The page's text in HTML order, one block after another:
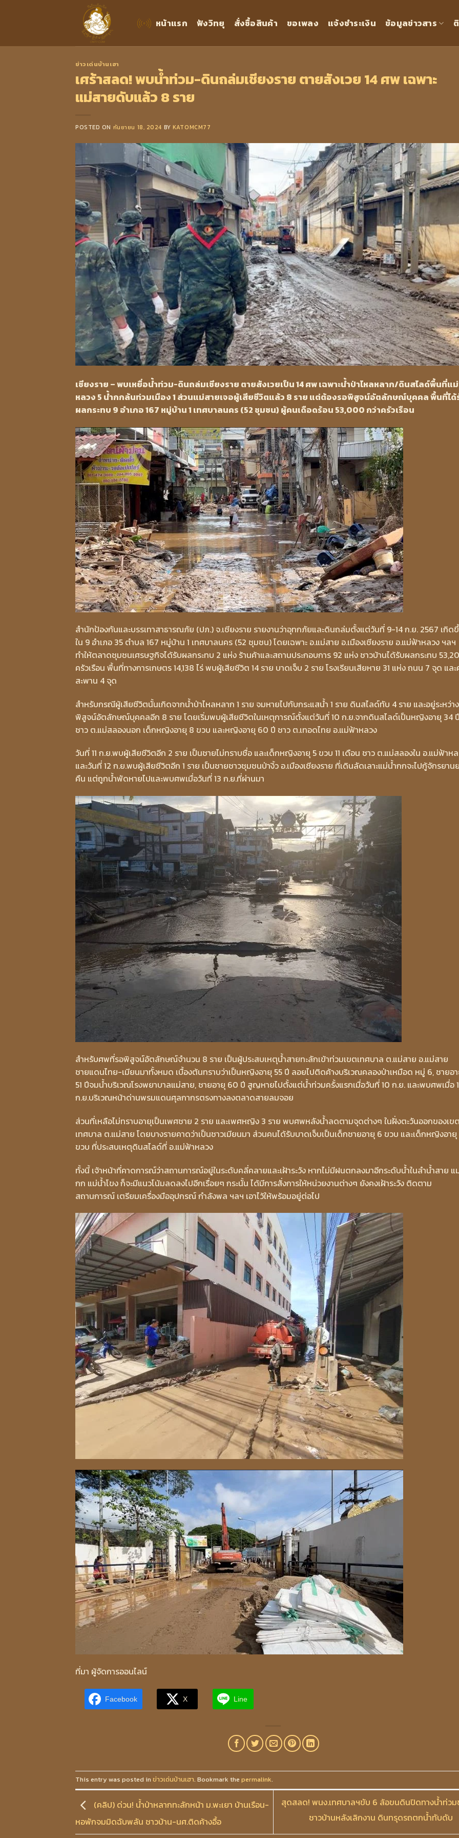
หน้าแรก ฟังวิทยุ สั่งซื้อสินค้า ขอเพลง แจ้งชำระเงิน ข้อมูลข่าวสาร
ข่าวเด่นบ้านเฮา
เศร้าสลด! พบน้ำท่วม-ดินถล่มเชียงราย ตายสังเวย 14 ศพ เฉพาะ
แม่สายดับแล้ว 8 ราย
POSTED ON กันยายน 18, 2024 BY KATOMCM77
เชียงราย – พบเหยื่อน้ำท่วม-ดินถล่มเชียงราย ตายสังเวยเป็น 14 ศพ เฉพาะน้ำป่าไหลหลาก/ดินสไลด์พื้นที่แ
หลวง 5 น้ำกกล้นท่วมเมือง 1 ส่วนแม่สายเจอผู้เสียชีวิตแล้ว 8 ราย แต่ต้องรอพิสูจน์อัตลักษณ์บุคคล พื้นที่ได้
ผลกระทบ 9 อำเภอ 167 หมู่บ้าน 1 เทศบาลนคร (52 ชุมชน) ผู้คนเดือดร้อน 53,000 กว่าครัวเรือน
สำนักป้องกันและบรรเทาสาธารณภัย (ปภ.) จ.เชียงราย รายงานว่าอุทกภัยและดินถล่มตั้งแต่วันที่ 9-14 ก.ย. 2567 เกิด
ใน 9 อำเภอ 35 ตำบล 167 หมู่บ้าน 1 เทศบาลนคร (52 ชุมชน) โดยเฉพาะ อ.แม่สาย อ.เมืองเชียงราย อ.แม่ฟ้าหลวง ฯลฯ
ทำให้ตลาดชุมชนเศรษฐกิจได้รับผลกระทบ 2 แห่ง ร้านค้าและสถานประกอบการ 92 แห่ง ชาวบ้านได้รับผลกระทบ
ครัวเรือน พื้นที่ทางการเกษตร 14,138 ไร่ พบผู้เสียชีวิต 14 ราย บาดเจ็บ 2 ราย โรงเรียนเสียหาย 31 แห่ง ถนน 7 จุด แล
สะพาน 4 จุด
สำหรับกรณีผู้เสียชีวิตนั้นเกิดจากน้ำป่าไหลหลาก 1 ราย จมหายไปกับกระแสน้ำ 1 ราย ดินสไลด์ทับ 4 ราย และอยู่ระหว่าง
พิสูจน์อัตลักษณ์บุคคลอีก 8 ราย โดยเริ่มพบผู้เสียชีวิตในเหตุการณ์ตั้งแต่วันที่ 10 ก.ย.จากดินสไลด์เป็นหญิงอายุ 34
ชาว ต.แม่สลองนอก เด็กหญิงอายุ 8 ขวบ และหญิงอายุ 60 ปี ชาว ต.เทอดไทย อ.แม่ฟ้าหลวง
วันที่ 11 ก.ย.พบผู้เสียชีวิตอีก 2 ราย เป็นชายไม่ทราบชื่อ และเด็กหญิงอายุ 5 ขวบ 11 เดือน ชาว ต.แม่สลองใน อ.แม่ฟ้าห
และวันที่ 12 ก.ย.พบผู้เสียชีวิตอีก 1 ราย เป็นชายชาวชุมชนป่างิ้ว อ.เมืองเชียงราย ที่เดินลัดเลาะแม่น้ำกกจะไปกู้จักรยา
คืน แต่ถูกน้ำพัดหายไปและพบศพเมื่อวันที่ 13 ก.ย.ที่ผ่านมา
สำหรับศพที่รอพิสูจน์อัตลักษณ์จำนวน 8 ราย เป็นผู้ประสบเหตุน้ำสายทะลักเข้าท่วมเขตเทศบาล ต.แม่สาย อ.แม่สาย
ชายแดนไทย-เมียนมาทั้งหมด เบื้องต้นทราบว่าเป็นหญิงอายุ 55 ปี ลอยไปติดค้างบริเวณคลองป่าเหมือด หมู่ 6, ชายอ
51 ปีจมน้ำบริเวณโรงพยาบาลแม่สาย, ชายอายุ 60 ปี สูญหายไปตั้งแต่น้ำท่วมครั้งแรกเมื่อวันที่ 10 ก.ย. และพบศพเมื่อ
ก.ย.บริเวณหน้าด่านพรมแดนศุลกากรตรงทางลงตลาดสายลมจอย
ส่วนที่เหลือไม่ทราบอายุเป็นเพศชาย 2 ราย และเพศหญิง 3 ราย พบศพหลังน้ำลดตามจุดต่างๆ ในฝั่งตะวันออกของเข
เทศบาล ต.แม่สาย โดยบางรายคาดว่าเป็นชาวเมียนมา ส่วนคนได้รับบาดเจ็บเป็นเด็กชายอายุ 6 ขวบ และเด็กหญิงอายุ
ขวบ ที่ประสบเหตุดินสไลด์ที่ อ.แม่ฟ้าหลวง
ทั้งนี้ เจ้าหน้าที่คาดการณ์ว่าสถานการณ์อยู่ในระดับคลี่คลายและเฝ้าระวัง หากไม่มีฝนตกลงมาอีกระดับน้ำในลำน้ำสาย แ
กก แม่น้ำโขง ก็จะมีแนวโน้มลดลงไปอีกเรื่อยๆ กระนั้น ได้มีการสั่งการให้หน่วยงานต่างๆ ยังคงเฝ้าระวัง ติดตาม
สถานการณ์ เตรียมเครื่องมืออุปกรณ์ กำลังพล ฯลฯ เอาไว้ให้พร้อมอยู่ต่อไป
ที่มา ผู้จัดการออนไลน์
Facebook X Line
This entry was posted in ข่าวเด่นบ้านเฮา. Bookmark the permalink.
(คลิป) ด่วน! น้ำป่าหลากทะลักหน้า ม.พะเยา บ้านเรือน-
หอพักจมมิดฉับพลัน ชาวบ้าน-นศ.ติดค้างอื้อ
สุดสลด! พนง.เทศบาลฯขับ 6 ล้อขนดินปิดทางน้ำท่วม
ชาวบ้านหลังเลิกงาน ดินทรุดรถตกน้ำทับดับ